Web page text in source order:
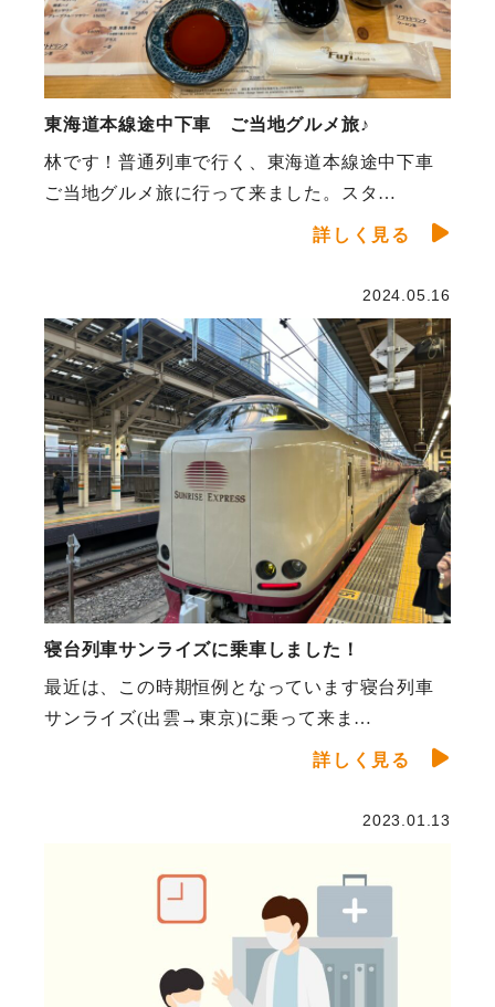
東海道本線途中下車 ご当地グルメ旅♪
林です！普通列車で行く、東海道本線途中下車
ご当地グルメ旅に行って来ました。スタ…
詳しく見る
2024.05.16
寝台列車サンライズに乗車しました！
最近は、この時期恒例となっています寝台列車
サンライズ(出雲→東京)に乗って来ま…
詳しく見る
2023.01.13